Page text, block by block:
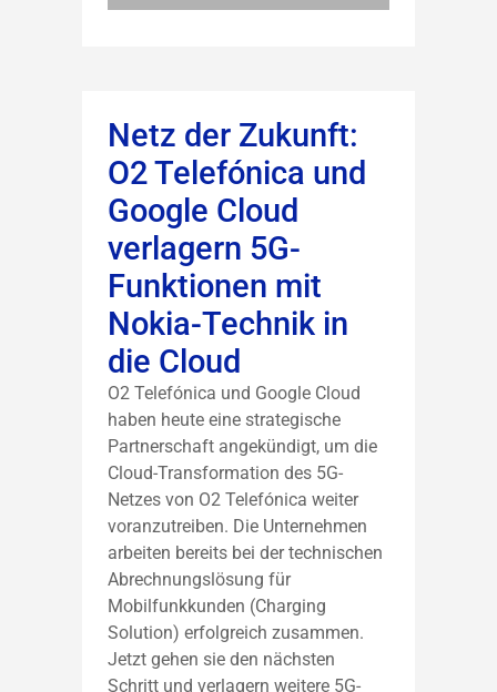
Netz der Zukunft:
O2 Telefónica und
Google Cloud
verlagern 5G-
Funktionen mit
Nokia-Technik in
die Cloud
O2 Telefónica und Google Cloud
haben heute eine strategische
Partnerschaft angekündigt, um die
Cloud-Transformation des 5G-
Netzes von O2 Telefónica weiter
voranzutreiben. Die Unternehmen
arbeiten bereits bei der technischen
Abrechnungslösung für
Mobilfunkkunden (Charging
Solution) erfolgreich zusammen.
Jetzt gehen sie den nächsten
Schritt und verlagern weitere 5G-